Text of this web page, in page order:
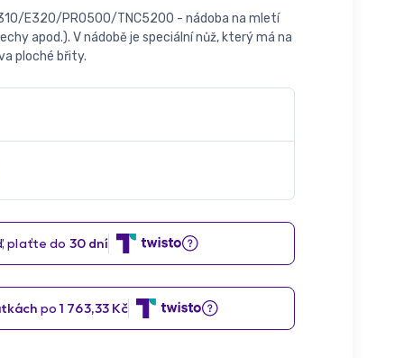
E320/PRO500/TNC5200 - nádoba na mletí
apod.). V nádobě je speciální nůž, který má na
ploché břity.